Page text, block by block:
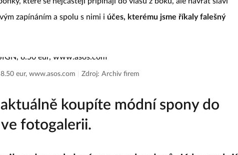
zapínáním a spolu s nimi i účes, kterému jsme říkaly falešný
eur, www.asos.com Zdroj: Archiv firem
koupíte módní spony do
fotogalerii.